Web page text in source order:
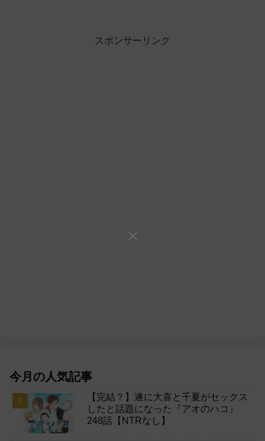
スポンサーリンク
今月の人気記事
【完結？】遂に大喜と千夏がセックス
したと話題になった『アオのハコ』
248話【NTRなし】